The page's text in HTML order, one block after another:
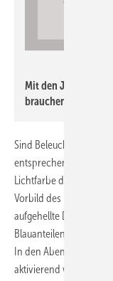
Mit den Jahren
brauchen mehr
Sind
entsprechenden
Lichtfarbe dynamisch
Vorbild des Himmels
aufgehellte Decken
Blauanteilen im Licht
In den Abendstunden
aktivierend wirken,